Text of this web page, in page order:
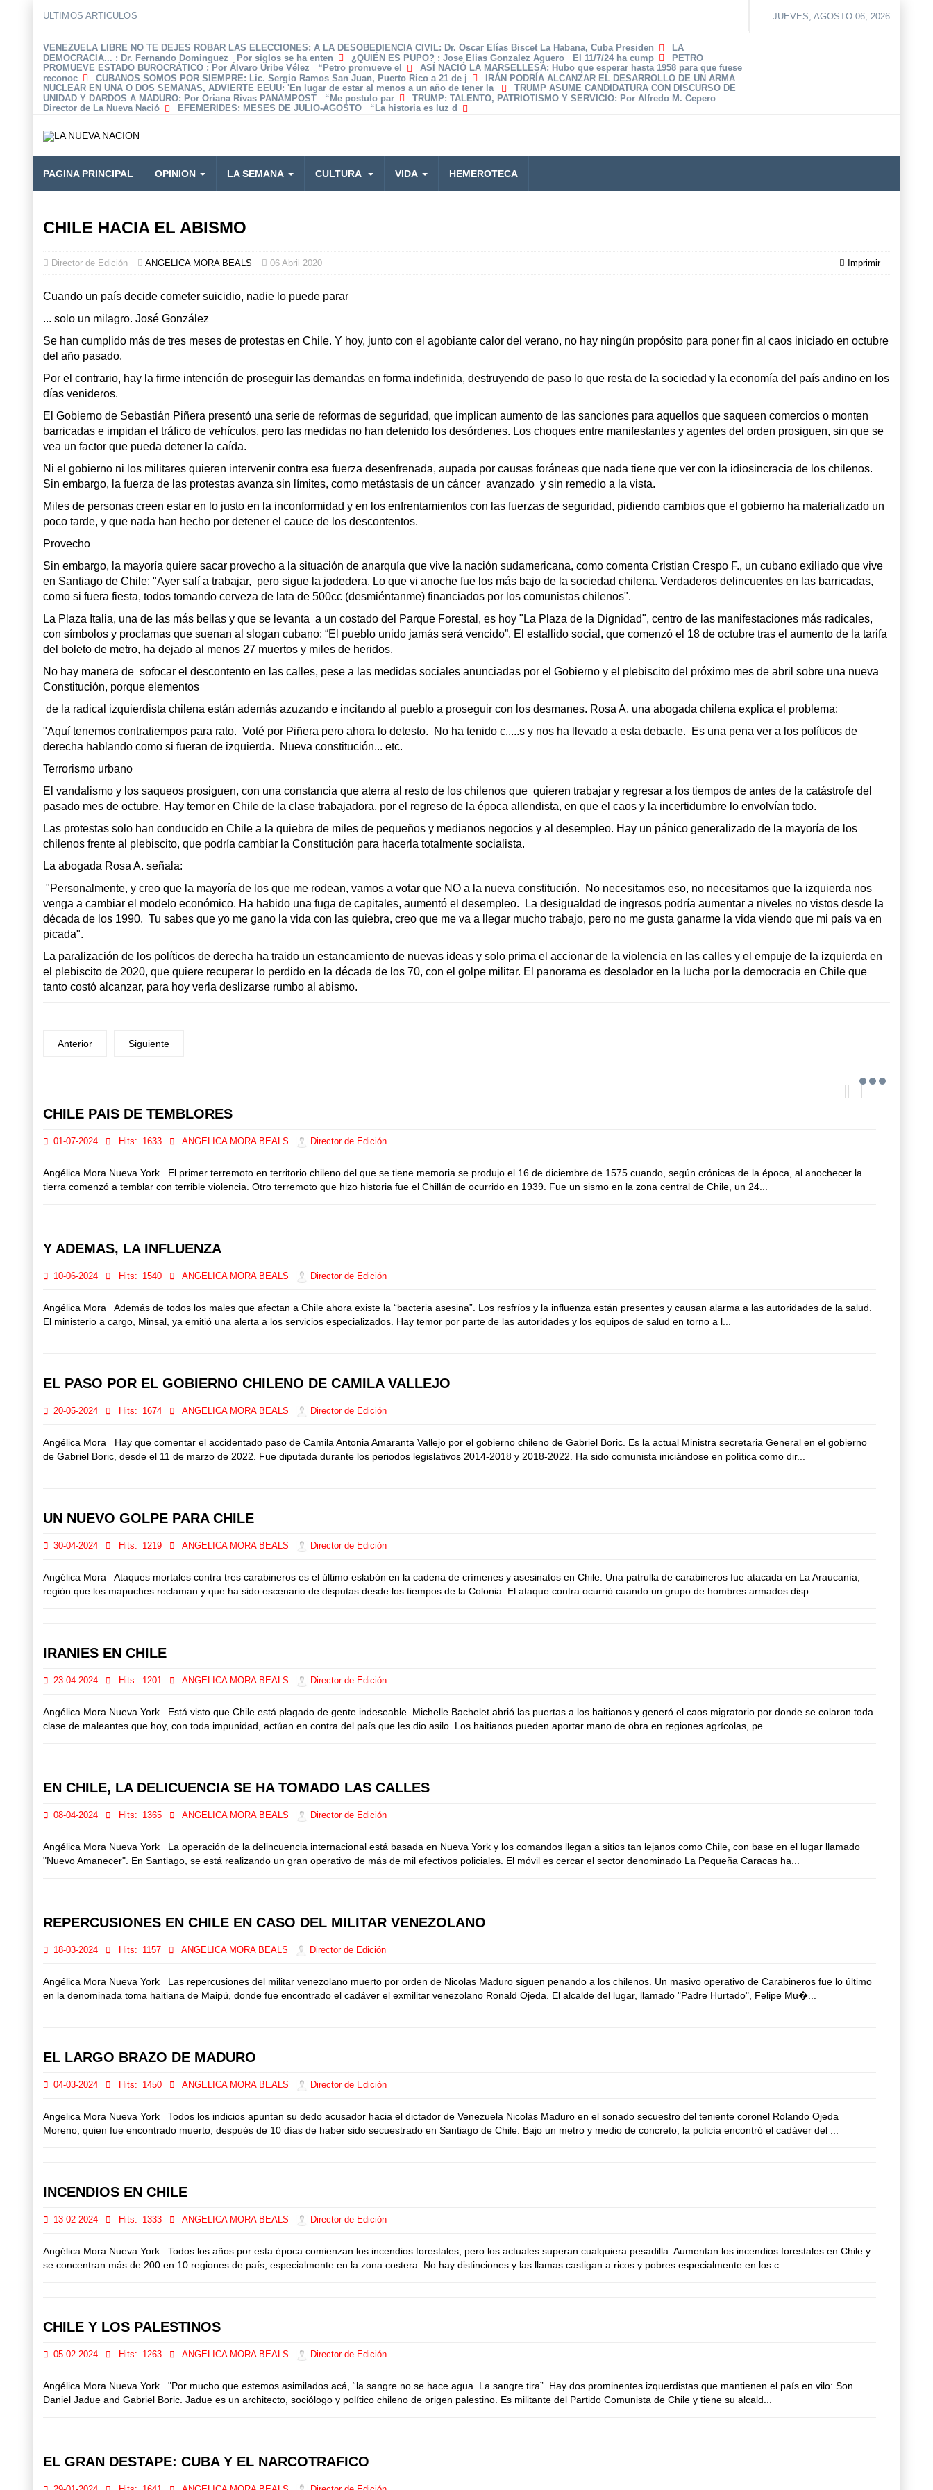
ULTIMOS ARTICULOS
VENEZUELA LIBRE NO TE DEJES ROBAR LAS ELECCIONES: A LA DESOBEDIENCIA CIVIL: Dr. Oscar Elías Biscet La Habana, Cuba Presiden
LA
DEMOCRACIA... : Dr. Fernando Dominguez Por siglos se ha enten ¿QUIÉN ES PUPO? : Jose Elias Gonzalez Aguero El 11/7/24 ha cump
PETRO
PROMUEVE ESTADO BUROCRÁTICO : Por Álvaro Uribe Vélez “Petro promueve el ASÍ NACIÓ LA MARSELLESA: Hubo que esperar hasta 1958 para que fuese
reconoc
CUBANOS SOMOS POR SIEMPRE: Lic. Sergio Ramos San Juan, Puerto Rico a 21 de j
IRÁN PODRÍA ALCANZAR EL DESARROLLO DE UN ARMA
NUCLEAR EN UNA O DOS SEMANAS, ADVIERTE EEUU: 'En lugar de estar al menos a un año de tener la
TRUMP ASUME CANDIDATURA CON DISCURSO DE
UNIDAD Y DARDOS A MADURO: Por Oriana Rivas PANAMPOST “Me postulo par TRUMP: TALENTO, PATRIOTISMO Y SERVICIO: Por Alfredo M. Cepero
Director de La Nueva Nació
EFEMERIDES: MESES DE JULIO-AGOSTO “La historia es luz d
JUEVES, AGOSTO 06, 2026
PAGINA PRINCIPAL OPINION LA SEMANA CULTURA VIDA HEMEROTECA
CHILE HACIA EL ABISMO
Imprimir
Director de Edición ANGELICA MORA BEALS 06 Abril 2020
Cuando un país decide cometer suicidio, nadie lo puede parar
... solo un milagro. José González
Se han cumplido más de tres meses de protestas en Chile. Y hoy, junto con el agobiante calor del verano, no hay ningún propósito para poner fin al caos iniciado en octubre
del año pasado.
Por el contrario, hay la firme intención de proseguir las demandas en forma indefinida, destruyendo de paso lo que resta de la sociedad y la economía del país andino en los
días venideros.
El Gobierno de Sebastián Piñera presentó una serie de reformas de seguridad, que implican aumento de las sanciones para aquellos que saqueen comercios o monten
barricadas e impidan el tráfico de vehículos, pero las medidas no han detenido los desórdenes. Los choques entre manifestantes y agentes del orden prosiguen, sin que se
vea un factor que pueda detener la caída.
Ni el gobierno ni los militares quieren intervenir contra esa fuerza desenfrenada, aupada por causas foráneas que nada tiene que ver con la idiosincracia de los chilenos.
Sin embargo, la fuerza de las protestas avanza sin límites, como metástasis de un cáncer avanzado y sin remedio a la vista.
Miles de personas creen estar en lo justo en la inconformidad y en los enfrentamientos con las fuerzas de seguridad, pidiendo cambios que el gobierno ha materializado un
poco tarde, y que nada han hecho por detener el cauce de los descontentos.
Provecho
Sin embargo, la mayoría quiere sacar provecho a la situación de anarquía que vive la nación sudamericana, como comenta Cristian Crespo F., un cubano exiliado que vive
en Santiago de Chile: "Ayer salí a trabajar, pero sigue la jodedera. Lo que vi anoche fue los más bajo de la sociedad chilena. Verdaderos delincuentes en las barricadas,
como si fuera fiesta, todos tomando cerveza de lata de 500cc (desmiéntanme) financiados por los comunistas chilenos".
La Plaza Italia, una de las más bellas y que se levanta a un costado del Parque Forestal, es hoy "La Plaza de la Dignidad", centro de las manifestaciones más radicales,
con símbolos y proclamas que suenan al slogan cubano: “El pueblo unido jamás será vencido”. El estallido social, que comenzó el 18 de octubre tras el aumento de la tarifa
del boleto de metro, ha dejado al menos 27 muertos y miles de heridos.
No hay manera de sofocar el descontento en las calles, pese a las medidas sociales anunciadas por el Gobierno y el plebiscito del próximo mes de abril sobre una nueva
Constitución, porque elementos
de la radical izquierdista chilena están además azuzando e incitando al pueblo a proseguir con los desmanes. Rosa A, una abogada chilena explica el problema:
"Aquí tenemos contratiempos para rato. Voté por Piñera pero ahora lo detesto. No ha tenido c.....s y nos ha llevado a esta debacle. Es una pena ver a los políticos de
derecha hablando como si fueran de izquierda. Nueva constitución... etc.
Terrorismo urbano
El vandalismo y los saqueos prosiguen, con una constancia que aterra al resto de los chilenos que quieren trabajar y regresar a los tiempos de antes de la catástrofe del
pasado mes de octubre. Hay temor en Chile de la clase trabajadora, por el regreso de la época allendista, en que el caos y la incertidumbre lo envolvían todo.
Las protestas solo han conducido en Chile a la quiebra de miles de pequeños y medianos negocios y al desempleo. Hay un pánico generalizado de la mayoría de los
chilenos frente al plebiscito, que podría cambiar la Constitución para hacerla totalmente socialista.
La abogada Rosa A. señala:
"Personalmente, y creo que la mayoría de los que me rodean, vamos a votar que NO a la nueva constitución. No necesitamos eso, no necesitamos que la izquierda nos
venga a cambiar el modelo económico. Ha habido una fuga de capitales, aumentó el desempleo. La desigualdad de ingresos podría aumentar a niveles no vistos desde la
década de los 1990. Tu sabes que yo me gano la vida con las quiebra, creo que me va a llegar mucho trabajo, pero no me gusta ganarme la vida viendo que mi país va en
picada".
La paralización de los políticos de derecha ha traido un estancamiento de nuevas ideas y solo prima el accionar de la violencia en las calles y el empuje de la izquierda en
el plebiscito de 2020, que quiere recuperar lo perdido en la década de los 70, con el golpe militar. El panorama es desolador en la lucha por la democracia en Chile que
tanto costó alcanzar, para hoy verla deslizarse rumbo al abismo.
Anterior Siguiente
CHILE PAIS DE TEMBLORES
01-07-2024 Hits: 1633 ANGELICA MORA BEALS Director de Edición
Angélica Mora Nueva York El primer terremoto en territorio chileno del que se tiene memoria se produjo el 16 de diciembre de 1575 cuando, según crónicas de la época, al anochecer la
tierra comenzó a temblar con terrible violencia. Otro terremoto que hizo historia fue el Chillán de ocurrido en 1939. Fue un sismo en la zona central de Chile, un 24...
Y ADEMAS, LA INFLUENZA
10-06-2024 Hits: 1540 ANGELICA MORA BEALS Director de Edición
Angélica Mora Además de todos los males que afectan a Chile ahora existe la “bacteria asesina”. Los resfríos y la influenza están presentes y causan alarma a las autoridades de la salud.
El ministerio a cargo, Minsal, ya emitió una alerta a los servicios especializados. Hay temor por parte de las autoridades y los equipos de salud en torno a l...
EL PASO POR EL GOBIERNO CHILENO DE CAMILA VALLEJO
20-05-2024 Hits: 1674 ANGELICA MORA BEALS Director de Edición
Angélica Mora Hay que comentar el accidentado paso de Camila Antonia Amaranta Vallejo por el gobierno chileno de Gabriel Boric. Es la actual Ministra secretaria General en el gobierno
de Gabriel Boric, desde el 11 de marzo de 2022. Fue diputada durante los periodos legislativos 2014-2018 y 2018-2022. Ha sido comunista iniciándose en política como dir...
UN NUEVO GOLPE PARA CHILE
30-04-2024 Hits: 1219 ANGELICA MORA BEALS Director de Edición
Angélica Mora Ataques mortales contra tres carabineros es el último eslabón en la cadena de crímenes y asesinatos en Chile. Una patrulla de carabineros fue atacada en La Araucanía,
región que los mapuches reclaman y que ha sido escenario de disputas desde los tiempos de la Colonia. El ataque contra ocurrió cuando un grupo de hombres armados disp...
IRANIES EN CHILE
23-04-2024 Hits: 1201 ANGELICA MORA BEALS Director de Edición
Angélica Mora Nueva York Está visto que Chile está plagado de gente indeseable. Michelle Bachelet abrió las puertas a los haitianos y generó el caos migratorio por donde se colaron toda
clase de maleantes que hoy, con toda impunidad, actúan en contra del país que les dio asilo. Los haitianos pueden aportar mano de obra en regiones agrícolas, pe...
EN CHILE, LA DELICUENCIA SE HA TOMADO LAS CALLES
08-04-2024 Hits: 1365 ANGELICA MORA BEALS Director de Edición
Angélica Mora Nueva York La operación de la delincuencia internacional está basada en Nueva York y los comandos llegan a sitios tan lejanos como Chile, con base en el lugar llamado
"Nuevo Amanecer". En Santiago, se está realizando un gran operativo de más de mil efectivos policiales. El móvil es cercar el sector denominado La Pequeña Caracas ha...
REPERCUSIONES EN CHILE EN CASO DEL MILITAR VENEZOLANO
18-03-2024 Hits: 1157 ANGELICA MORA BEALS Director de Edición
Angélica Mora Nueva York Las repercusiones del militar venezolano muerto por orden de Nicolas Maduro siguen penando a los chilenos. Un masivo operativo de Carabineros fue lo último
en la denominada toma haitiana de Maipú, donde fue encontrado el cadáver el exmilitar venezolano Ronald Ojeda. El alcalde del lugar, llamado "Padre Hurtado", Felipe Mu�...
EL LARGO BRAZO DE MADURO
04-03-2024 Hits: 1450 ANGELICA MORA BEALS Director de Edición
Angelica Mora Nueva York Todos los indicios apuntan su dedo acusador hacia el dictador de Venezuela Nicolás Maduro en el sonado secuestro del teniente coronel Rolando Ojeda
Moreno, quien fue encontrado muerto, después de 10 días de haber sido secuestrado en Santiago de Chile. Bajo un metro y medio de concreto, la policía encontró el cadáver del ...
INCENDIOS EN CHILE
13-02-2024 Hits: 1333 ANGELICA MORA BEALS Director de Edición
Angélica Mora Nueva York Todos los años por esta época comienzan los incendios forestales, pero los actuales superan cualquiera pesadilla. Aumentan los incendios forestales en Chile y
se concentran más de 200 en 10 regiones de país, especialmente en la zona costera. No hay distinciones y las llamas castigan a ricos y pobres especialmente en los c...
CHILE Y LOS PALESTINOS
05-02-2024 Hits: 1263 ANGELICA MORA BEALS Director de Edición
Angélica Mora Nueva York "Por mucho que estemos asimilados acá, “la sangre no se hace agua. La sangre tira”. Hay dos prominentes izquerdistas que mantienen el país en vilo: Son
Daniel Jadue and Gabriel Boric. Jadue es un architecto, sociólogo y político chileno de origen palestino. Es militante del Partido Comunista de Chile y tiene su alcald...
EL GRAN DESTAPE: CUBA Y EL NARCOTRAFICO